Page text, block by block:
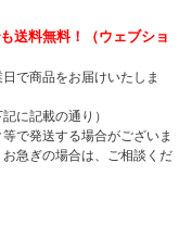
送料無料！（ウェブショ
で商品をお届けいたしま
に記載の通り）
で発送する場合がございま
急ぎの場合は、ご相談くだ